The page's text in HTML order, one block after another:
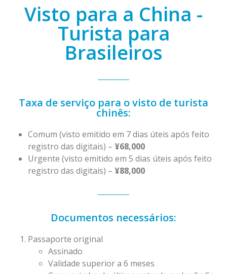
Visto para a China -
Turista para
Brasileiros
Taxa de serviço para o visto de turista
chinês:
Comum (visto emitido em 7 dias úteis após feito
registro das digitais) – ¥68,000
Urgente (visto emitido em 5 dias úteis após feito
registro das digitais) – ¥88,000
Documentos necessários:
Passaporte original
Assinado
Validade superior a 6 meses